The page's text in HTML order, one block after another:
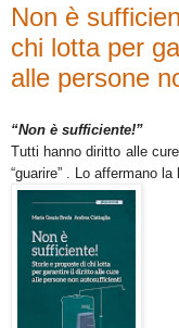
Non è
chi lotta per
alle persone
“Non è sufficiente!”
Tutti hanno diritto alle
“guarire” . Lo affermano la